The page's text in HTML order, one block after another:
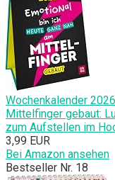
Wochenkalender
Mittelfinger gebaut:
zum Aufstellen im
3,99 EUR
Bei Amazon ansehen
Bestseller Nr. 18